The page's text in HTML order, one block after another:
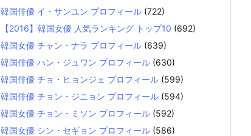
韓国俳優 イ・サンユン プロフィール (722)
【2016】韓国女優 人気ランキング トップ10 (692)
韓国女優 チャン・ナラ プロフィール (639)
韓国俳優 ハン・ジュワン プロフィール (630)
韓国俳優 チョ・ヒョンジェ プロフィール (599)
韓国俳優 チョン・ジニョン プロフィール (594)
韓国女優 チョン・ミソン プロフィール (592)
韓国女優 シン・セギョン プロフィール (586)